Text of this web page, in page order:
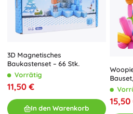
3D Magnetisches
Baukastenset – 66 Stk.
Vorrätig
11,50 €
In den Warenkorb